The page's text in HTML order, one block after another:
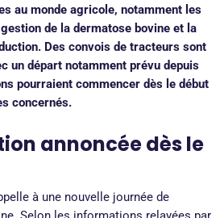
au monde agricole, notamment les
de la dermatose bovine et la
Des convois de tracteurs sont
un départ notamment prévu depuis
pourraient commencer dès le début
concernés.
annoncée dès le
à une nouvelle journée de